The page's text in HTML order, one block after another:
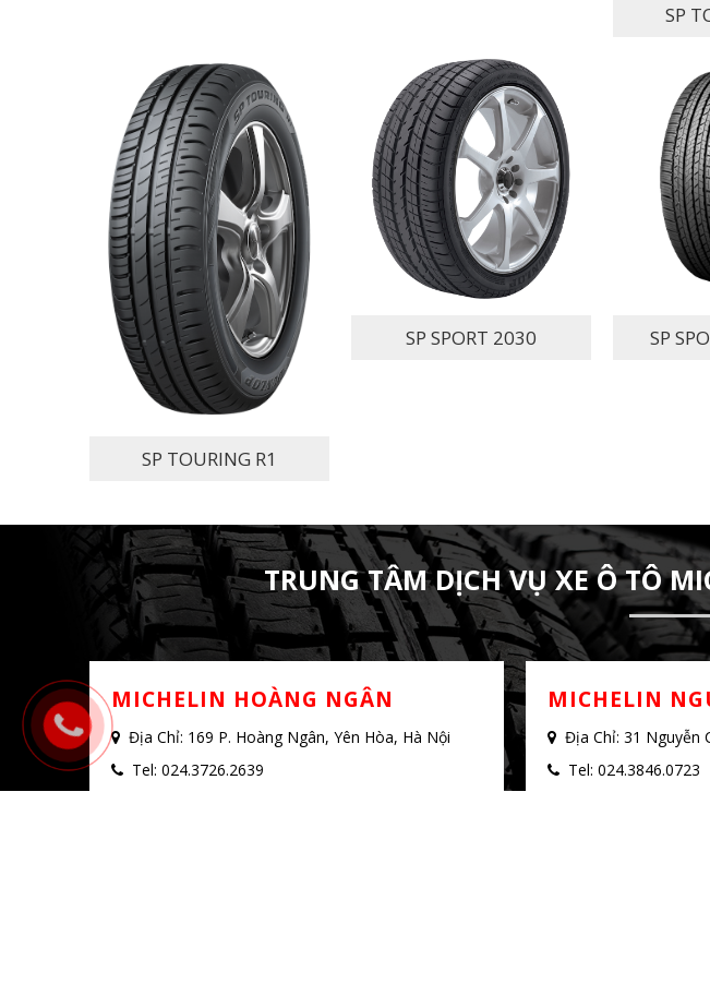
SP
SP TOURING R1
SP SPORT 2030 SP
TRUNG TÂM DỊCH VỤ XE Ô TÔ
MICHELIN HOÀNG NGÂN
Địa Chỉ: 169 P. Hoàng Ngân, Yên Hòa, Hà Nội
Tel: 024.3726.2639
MICHELIN
Địa Chỉ: 31 Nguyễn
Tel: 024.3846.0723